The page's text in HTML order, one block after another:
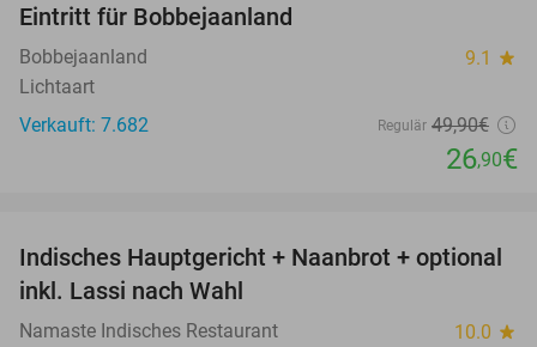
Eintritt für Bobbejaanland
Bobbejaanland 9.1 star
Lichtaart
Verkauft: 7.682
Regulär 49,90€
26,90€
35%
Indisches Hauptgericht + Naanbrot + optional
inkl. Lassi nach Wahl
Namaste Indisches Restaurant 10.0 star